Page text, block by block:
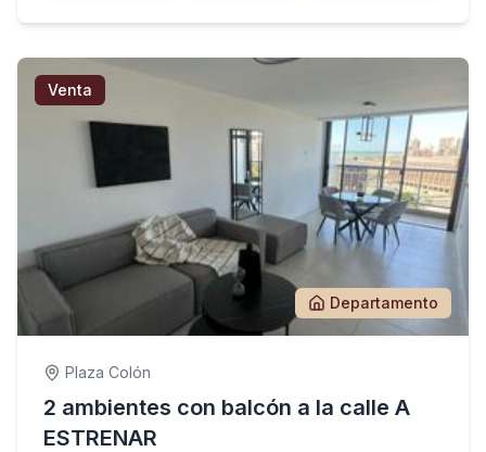
Venta
Departamento
Plaza Colón
2 ambientes con balcón a la calle A
ESTRENAR